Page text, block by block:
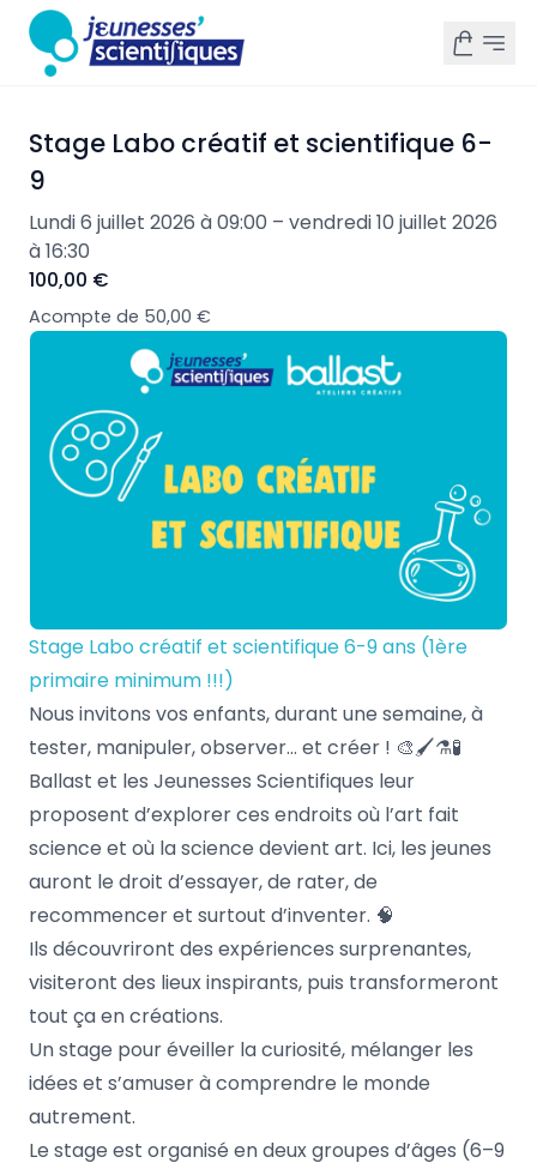
Stage Labo créatif et scientifique 6-
9
Lundi 6 juillet 2026 à 09:00 – vendredi 10 juillet 2026
à 16:30
100,00 €
Acompte de 50,00 €
Stage Labo créatif et scientifique 6-9 ans (1ère
primaire minimum !!!)
Nous invitons vos enfants, durant une semaine, à
tester, manipuler, observer… et créer ! 🎨🖌️⚗️🧪
Ballast et les Jeunesses Scientifiques leur
proposent d’explorer ces endroits où l’art fait
science et où la science devient art. Ici, les jeunes
auront le droit d’essayer, de rater, de
recommencer et surtout d’inventer. 🧠
Ils découvriront des expériences surprenantes,
visiteront des lieux inspirants, puis transformeront
tout ça en créations.
Un stage pour éveiller la curiosité, mélanger les
idées et s’amuser à comprendre le monde
autrement.
Le stage est organisé en deux groupes d’âges (6–9